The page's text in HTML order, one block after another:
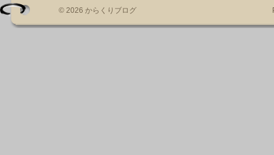
© 2026 からくりブログ